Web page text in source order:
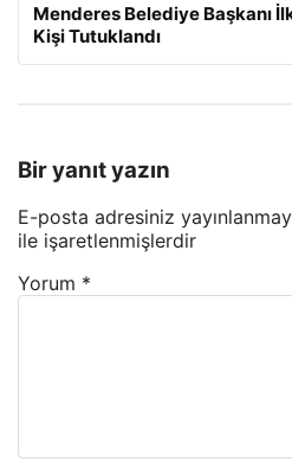
Menderes Belediye Başkanı
Kişi Tutuklandı
Bir yanıt yazın
E-posta adresiniz
ile işaretlenmişlerdir
Yorum *